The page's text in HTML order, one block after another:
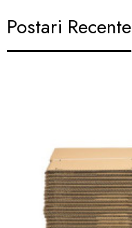
Postari Recente